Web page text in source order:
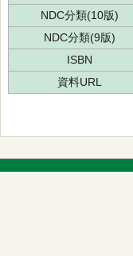
NDC分類(10版)
NDC分類(9版)
ISBN
資料URL